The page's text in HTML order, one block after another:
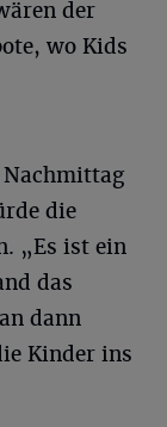
der
wo Kids
Nachmittag
die
„Es ist ein
das
dann
Kinder ins